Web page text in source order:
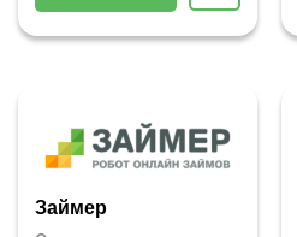
Займер